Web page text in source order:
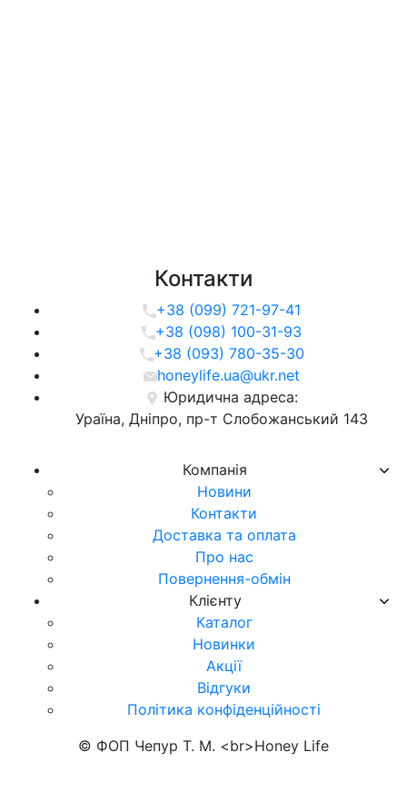
Компанія
Новини
Контакти
Доставка та оплата
Про нас
Повернення-обмін
Клієнту
Каталог
Новинки
Акції
Відгуки
Політика конфіденційності
Контакти
+38 (099) 721-97-41
+38 (098) 100-31-93
+38 (093) 780-35-30
honeylife.ua@ukr.net
Юридична адреса:
Ураїна, Дніпро, пр-т Слобожанський 143
© ФОП Чепур Т. М. <br>Honey Life